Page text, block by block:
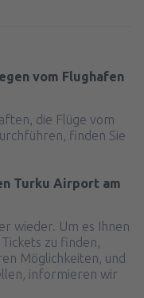
vom Flughafen
die Flüge vom
finden Sie
Turku Airport am
wieder. Um es Ihnen
zu finden,
Möglichkeiten, und
informieren wir